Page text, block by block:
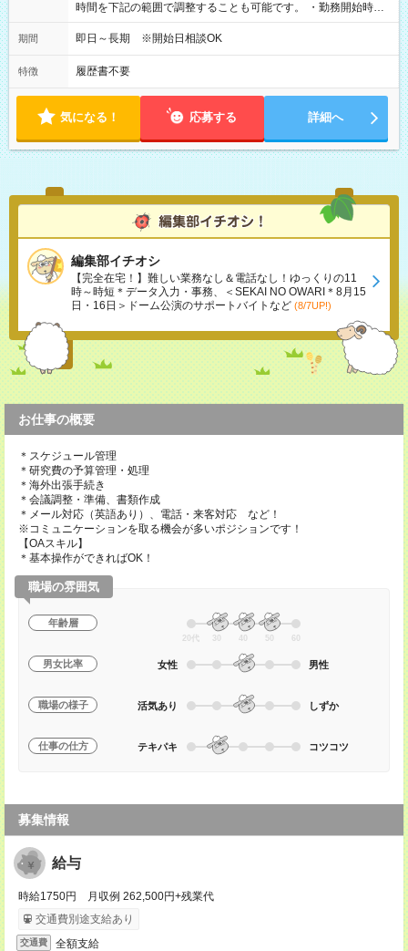
時間を下記の範囲で調整することも可能です。 ・勤務開始時
間 09:00～10:00 ・勤務終了時間 16:00～17:15 ・実働
05:00～07:15
期間 即日～長期 ※開始日相談OK
特徴 履歴書不要
気になる！ 応募する 詳細へ
編集部イチオシ
【完全在宅！】難しい業務なし＆電話なし！ゆっくりの11
時～時短＊データ入力・事務、＜SEKAI NO OWARI＊8月15
日・16日＞ドーム公演のサポートバイトなど (8/7UP!)
お仕事の概要
＊スケジュール管理
＊研究費の予算管理・処理
＊海外出張手続き
＊会議調整・準備、書類作成
＊メール対応（英語あり）、電話・来客対応 など！
※コミュニケーションを取る機会が多いポジションです！
【OAスキル】
＊基本操作ができればOK！
職場の雰囲気
年齢層
20代 30 40 50 60
男女比率 女性 男性
職場の様子 活気あり しずか
仕事の仕方 テキパキ コツコツ
募集情報
給与
時給1750円 月収例 262,500円+残業代
交通費別途支給あり
交通費 全額支給